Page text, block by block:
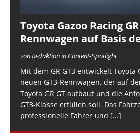
Toyota Gazoo Racing GR
Rennwagen auf Basis
von Redaktion in Content-Spotlight
Mit dem GR GT3 entwickelt Toyota
neuen GT3-Rennwagen, der auf
Toyota GR GT aufbaut und die
GT3-Klasse erfüllen soll. Das
professionelle Fahrer und [...]